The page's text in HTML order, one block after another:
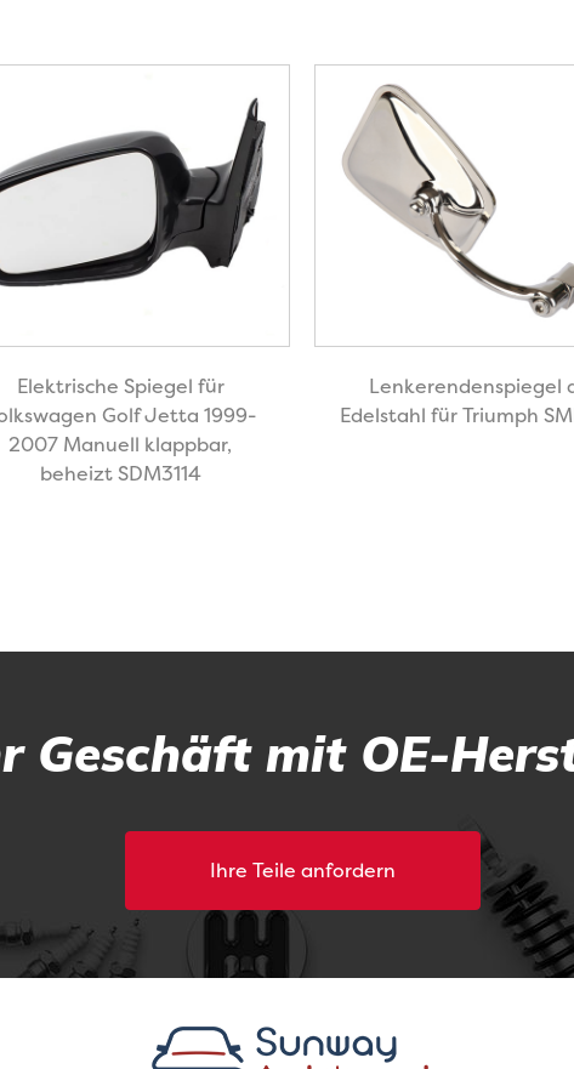
Elektrische Spiegel für
Golf Jetta 1999-
2007 Manuell klappbar,
beheizt SDM3114
Lenkerendenspiegel
Edelstahl für Triumph
Geschäft mit OE-
Ihre Teile anfordern